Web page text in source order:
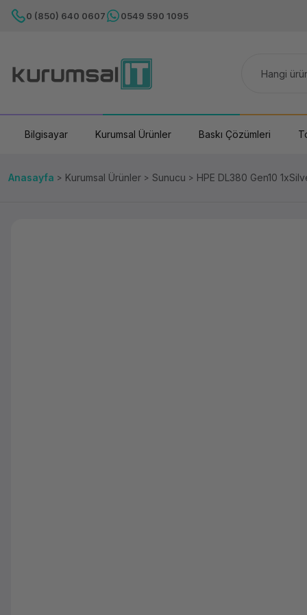
0 (850) 640 0607 0549 590 1095
Bilgisayar Kurumsal Ürünler Baskı Çözümleri
Anasayfa Kurumsal Ürünler Sunucu HPE DL380 Gen10